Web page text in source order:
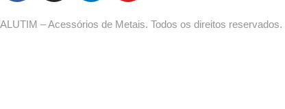
ALUTIM – Acessórios de Metais. Todos os direitos reservados.